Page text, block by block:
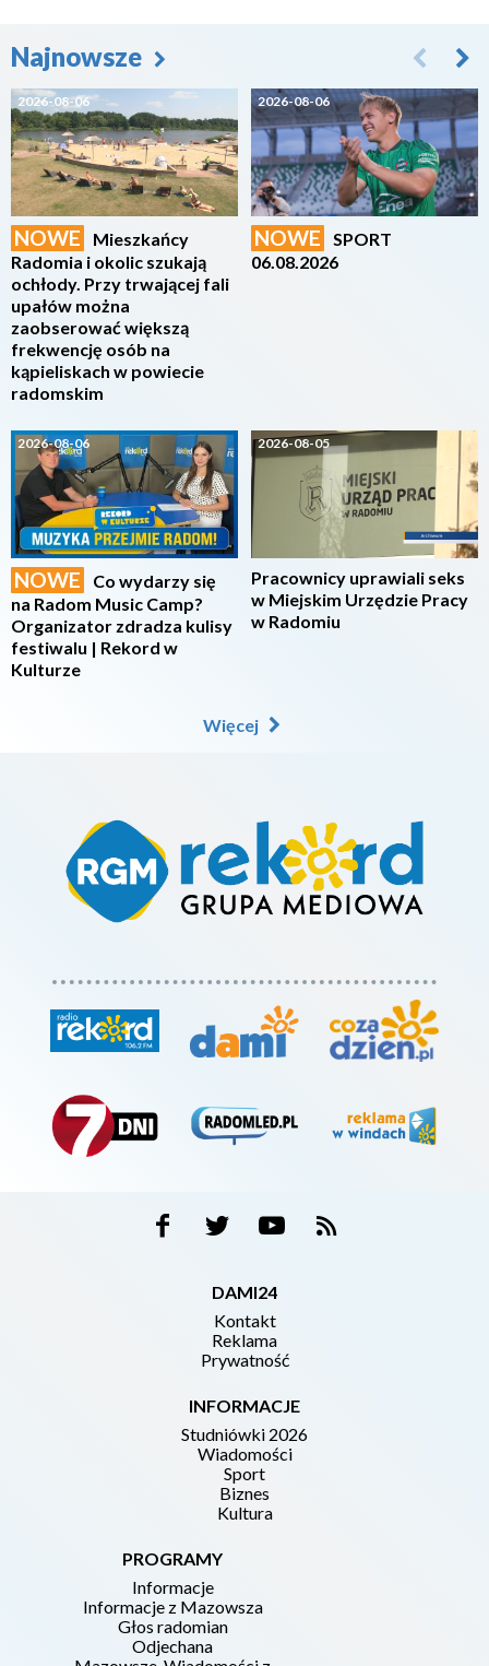
Najnowsze
2026-08-06
NOWE
Mieszkańcy
Radomia i okolic szukają
ochłody. Przy trwającej fali
upałów można
zaobserować większą
frekwencję osób na
kąpieliskach w powiecie
radomskim
2026-08-06
NOWE
Co wydarzy się
na Radom Music Camp?
Organizator zdradza kulisy
festiwalu | Rekord w
Kulturze
2026-08-06
NOWE
SPORT
06.08.2026
2026-08-05
Pracownicy uprawiali seks
w Miejskim Urzędzie Pracy
w Radomiu
Więcej
DAMI24
Kontakt
Reklama
Prywatność
INFORMACJE
Studniówki 2026
Wiadomości
Sport
Biznes
Kultura
PROGRAMY
Informacje
Informacje z Mazowsza
Głos radomian
Odjechana